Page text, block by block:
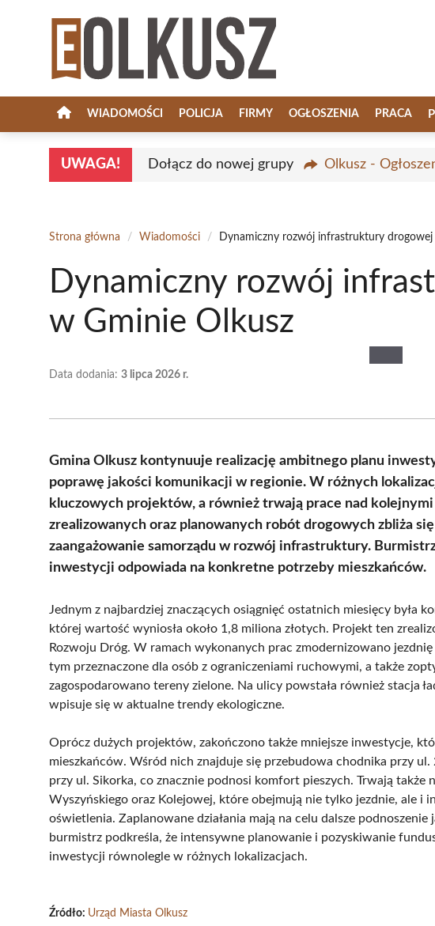
WIADOMOŚCI POLICJA FIRMY OGŁOSZENIA PRACA
UWAGA! Dołącz do nowej grupy Olkusz -
Strona główna / Wiadomości / Dynamiczny rozwój infrastruktury
Dynamiczny rozwój
w Gminie Olkusz
Data dodania: 3 lipca 2026 r.
Gmina Olkusz kontynuuje realizację ambitnego planu
poprawę jakości komunikacji w regionie. W różnych
kluczowych projektów, a również trwają prace nad
zrealizowanych oraz planowanych robót drogowych zbliża
zaangażowanie samorządu w rozwój infrastruktury.
inwestycji odpowiada na konkretne potrzeby mieszkańców.
Jednym z najbardziej znaczących osiągnięć ostatnich miesięcy była
której wartość wyniosła około 1,8 miliona złotych. Projekt ten
Rozwoju Dróg. W ramach wykonanych prac zmodernizowano
tym przeznaczone dla osób z ograniczeniami ruchowymi, a także
zagospodarowano tereny zielone. Na ulicy powstała również stacja
wpisuje się w aktualne trendy ekologiczne.
Oprócz dużych projektów, zakończono także mniejsze inwestycje,
mieszkańców. Wśród nich znajduje się przebudowa chodnika przy
przy ul. Sikorka, co znacznie podnosi komfort pieszych. Trwają także
Wyszyńskiego oraz Kolejowej, które obejmują nie tylko jezdnie, ale
oświetlenia. Zaplanowane działania mają na celu dalsze
burmistrz podkreśla, że intensywne planowanie i pozyskiwanie
inwestycji równolegle w różnych lokalizacjach.
Źródło: Urząd Miasta Olkusz